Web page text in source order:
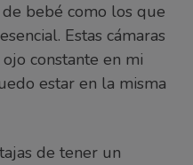
bebé como los que
Estas cámaras
constante en mi
estar en la misma
de tener un